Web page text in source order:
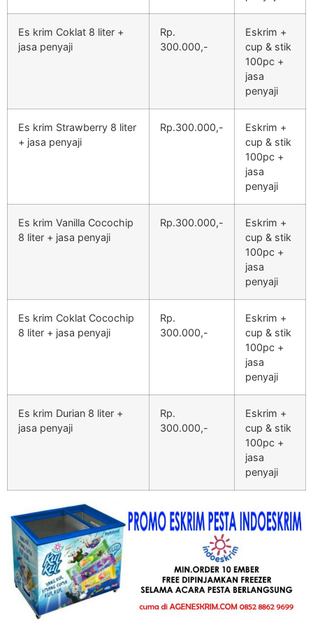
Es krim Coklat 8 liter +
jasa penyaji
Rp.
300.000,-
Eskrim +
cup & stik
100pc +
jasa
penyaji
Es krim Strawberry 8 liter
+ jasa penyaji
Rp.300.000,-
Eskrim +
cup & stik
100pc +
jasa
penyaji
Es krim Vanilla Cocochip
8 liter + jasa penyaji
Rp.300.000,-
Eskrim +
cup & stik
100pc +
jasa
penyaji
Es krim Coklat Cocochip
8 liter + jasa penyaji
Rp.
300.000,-
Eskrim +
cup & stik
100pc +
jasa
penyaji
Es krim Durian 8 liter +
jasa penyaji
Rp.
300.000,-
Eskrim +
cup & stik
100pc +
jasa
penyaji